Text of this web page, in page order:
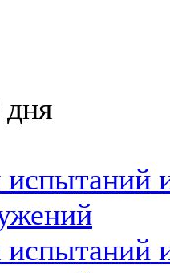
испытаний
испытаний